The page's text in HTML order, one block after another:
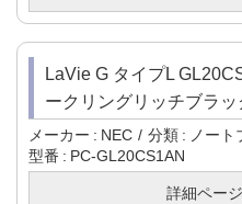
LaVie G タイプL
ークリングリッチブラッ
メーカー NEC 分類
ノート
型番
PC-GL20CS1AN
詳細ペー